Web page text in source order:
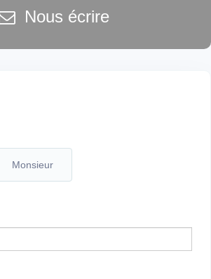
Nous écrire
Monsieur